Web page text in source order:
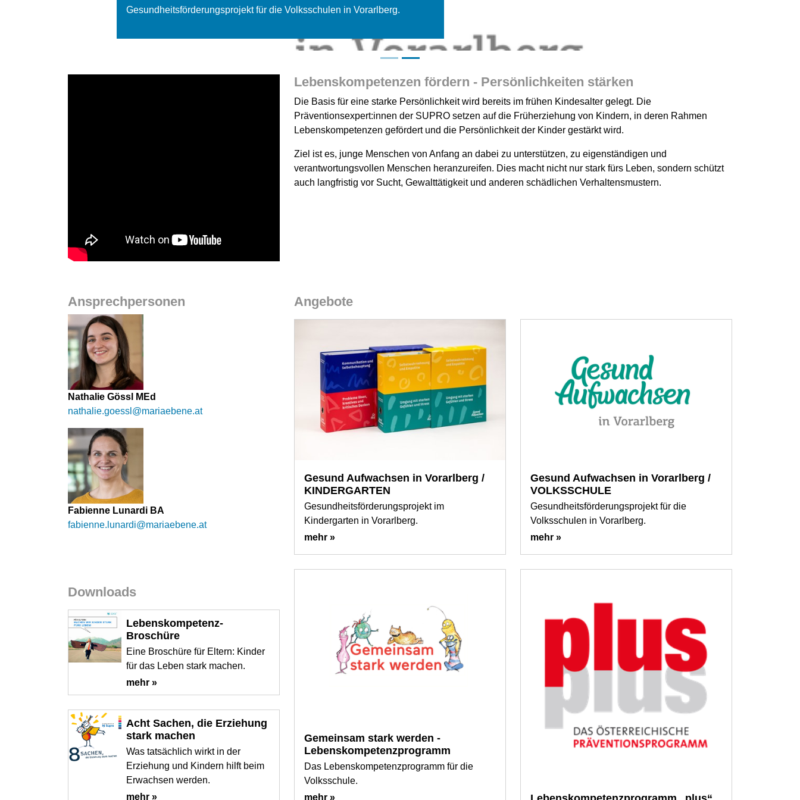
für die Volksschulen in Vorarlberg.
Lebenskompetenzen fördern - Persönlichkeiten stärken
Die Basis für eine starke Persönlichkeit wird bereits im frühen Kindesalter gelegt. Die
Präventionsexpert:innen der SUPRO setzen auf die Früherziehung von Kindern, in deren Rahmen
Lebenskompetenzen gefördert und die Persönlichkeit der Kinder gestärkt wird.
Ziel ist es, junge Menschen von Anfang an dabei zu unterstützen, zu eigenständigen und
verantwortungsvollen Menschen heranzureifen. Dies macht nicht nur stark fürs Leben, sondern schützt
auch langfristig vor Sucht, Gewalttätigkeit und anderen schädlichen Verhaltensmustern.
Ansprechpersonen
Nathalie Gössl MEd
nathalie.goessl@mariaebene.at
Fabienne Lunardi BA
fabienne.lunardi@mariaebene.at
Downloads
Lebenskompetenz-
Broschüre
Eine Broschüre für Eltern: Kinder
für das Leben stark machen.
mehr »
Acht Sachen, die Erziehung
stark machen
Was tatsächlich wirkt in der
Erziehung und Kindern hilft beim
Erwachsen werden.
mehr »
Angebote
Gesund Aufwachsen in Vorarlberg /
KINDERGARTEN
Gesundheitsförderungsprojekt im
Kindergarten in Vorarlberg.
mehr »
Gesund Aufwachsen in Vorarlberg /
VOLKSSCHULE
Gesundheitsförderungsprojekt für die
Volksschulen in Vorarlberg.
mehr »
Gemeinsam stark werden -
Lebenskompetenzprogramm
Das Lebenskompetenzprogramm für die
Volksschule.
mehr »